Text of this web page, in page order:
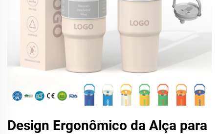
Design Ergonômico da Alça para